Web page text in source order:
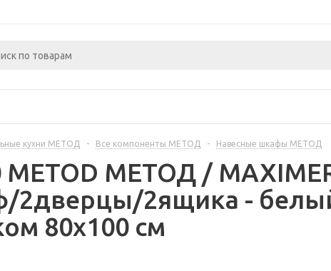
кухни МЕТОД - Все компоненты МЕТОД - Навесные шкафы МЕТОД
METOD МЕТОД /
2дверцы/2ящика -
80x100 см